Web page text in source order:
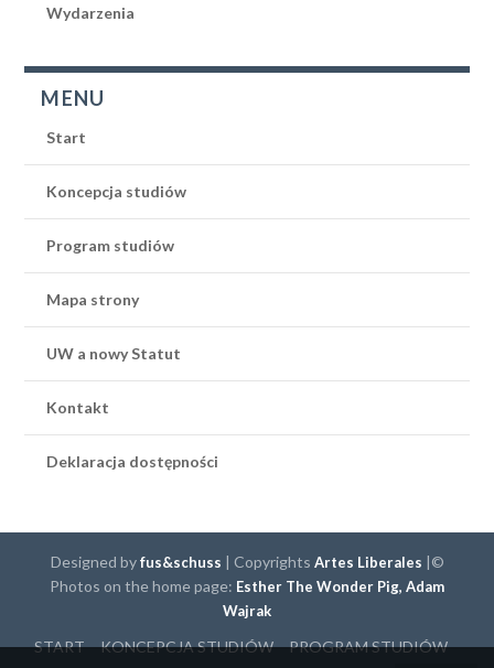
Wydarzenia
MENU
Start
Koncepcja studiów
Program studiów
Mapa strony
UW a nowy Statut
Kontakt
Deklaracja dostępności
Designed byfus&schuss | Copyrights Artes Liberales |©
Photos on the home page: Esther The Wonder Pig, Adam
Wajrak
START KONCEPCJA STUDIÓW
PROGRAM STUDIÓW